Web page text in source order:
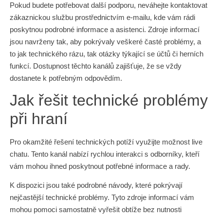
Pokud budete potřebovat další podporu, neváhejte kontaktovat
zákaznickou službu prostřednictvím e-mailu, kde vám rádi
poskytnou podrobné informace a asistenci. Zdroje informací
jsou navrženy tak, aby pokrývaly veškeré časté problémy, a
to jak technického rázu, tak otázky týkající se účtů či herních
funkcí. Dostupnost těchto kanálů zajišťuje, že se vždy
dostanete k potřebným odpovědím.
Jak řešit technické problémy
při hraní
Pro okamžité řešení technických potíží využijte možnost live
chatu. Tento kanál nabízí rychlou interakci s odborníky, kteří
vám mohou ihned poskytnout potřebné informace a rady.
K dispozici jsou také podrobné návody, které pokrývají
nejčastější technické problémy. Tyto zdroje informací vám
mohou pomoci samostatně vyřešit obtíže bez nutnosti